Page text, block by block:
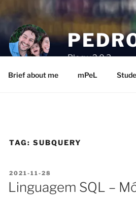
Blog v.2.0.3
Brief about me mPeL
TAG: SUBQUERY
POSTED
ON
2021-11-28
Linguagem SQL –